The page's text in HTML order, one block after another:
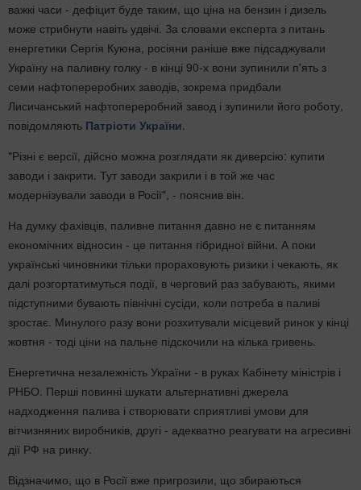
важкі часи - дефіцит буде таким, що ціна на бензин і дизель
може стрибнути навіть удвічі. За словами експерта з питань
енергетики Сергія Куюна, росіяни раніше вже підсаджували
Україну на паливну голку - в кінці 90-х вони зупинили п'ять з
семи нафтопереробних заводів, зокрема придбали
Лисичанський нафтопереробний завод і зупинили його роботу,
повідомляють Патріоти України.
"Різні є версії, дійсно можна розглядати як диверсію: купити
заводи і закрити. Тут заводи закрили і в той же час
модернізували заводи в Росії", - пояснив він.
На думку фахівців, паливне питання давно не є питанням
економічних відносин - це питання гібридної війни. А поки
українські чиновники тільки прораховують ризики і чекають, як
далі розгортатимуться події, в черговий раз забувають, якими
підступними бувають північні сусіди, коли потреба в паливі
зростає. Минулого разу вони розхитували місцевий ринок у кінці
жовтня - тоді ціни на пальне підскочили на кілька гривень.
Енергетична незалежність України - в руках Кабінету міністрів і
РНБО. Перші повинні шукати альтернативні джерела
надходження палива і створювати сприятливі умови для
вітчизняних виробників, другі - адекватно реагувати на агресивні
дії РФ на ринку.
Відзначимо, що в Росії вже пригрозили, що збираються